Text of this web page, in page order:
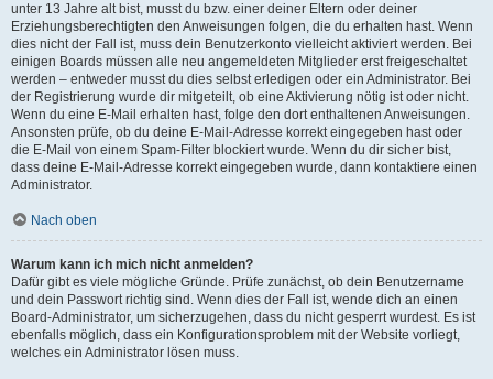
unter 13 Jahre alt bist, musst du bzw. einer deiner Eltern oder deiner
Erziehungsberechtigten den Anweisungen folgen, die du erhalten hast. Wenn
dies nicht der Fall ist, muss dein Benutzerkonto vielleicht aktiviert werden. Bei
einigen Boards müssen alle neu angemeldeten Mitglieder erst freigeschaltet
werden – entweder musst du dies selbst erledigen oder ein Administrator. Bei
der Registrierung wurde dir mitgeteilt, ob eine Aktivierung nötig ist oder nicht.
Wenn du eine E-Mail erhalten hast, folge den dort enthaltenen Anweisungen.
Ansonsten prüfe, ob du deine E-Mail-Adresse korrekt eingegeben hast oder
die E-Mail von einem Spam-Filter blockiert wurde. Wenn du dir sicher bist,
dass deine E-Mail-Adresse korrekt eingegeben wurde, dann kontaktiere einen
Administrator.
Nach oben
Warum kann ich mich nicht anmelden?
Dafür gibt es viele mögliche Gründe. Prüfe zunächst, ob dein Benutzername
und dein Passwort richtig sind. Wenn dies der Fall ist, wende dich an einen
Board-Administrator, um sicherzugehen, dass du nicht gesperrt wurdest. Es ist
ebenfalls möglich, dass ein Konfigurationsproblem mit der Website vorliegt,
welches ein Administrator lösen muss.